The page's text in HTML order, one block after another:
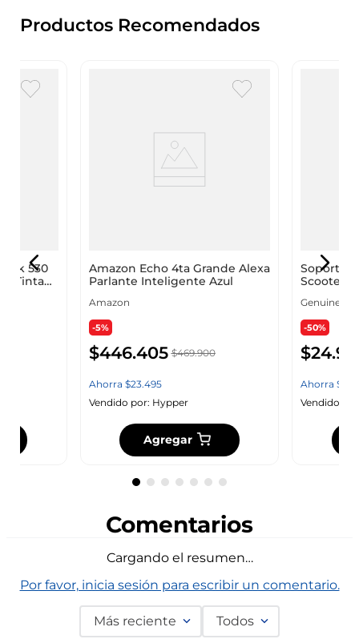
Productos Recomendados
530
Tinta
Amazon Echo 4ta Grande Alexa
Parlante Inteligente Azul
Amazon
-5%
$446.405 $469.900
Ahorra $23.495
Vendido por: Hypper
Agregar
Soporte
Scooter
Genuine
-50%
$24.
Ahorra$
Vendido
Comentarios
Cargando el resumen…
Por favor, inicia sesión para escribir un comentario.
Más reciente Todos